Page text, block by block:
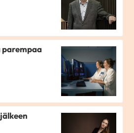
parempaa